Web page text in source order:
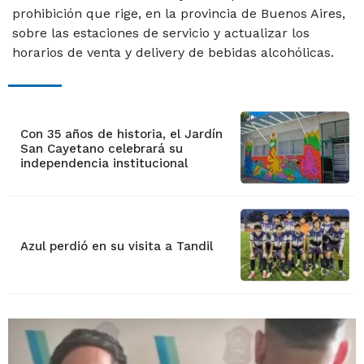
prohibición que rige, en la provincia de Buenos Aires,
sobre las estaciones de servicio y actualizar los
horarios de venta y delivery de bebidas alcohólicas.
Con 35 años de historia, el Jardín
San Cayetano celebrará su
independencia institucional
Azul perdió en su visita a Tandil